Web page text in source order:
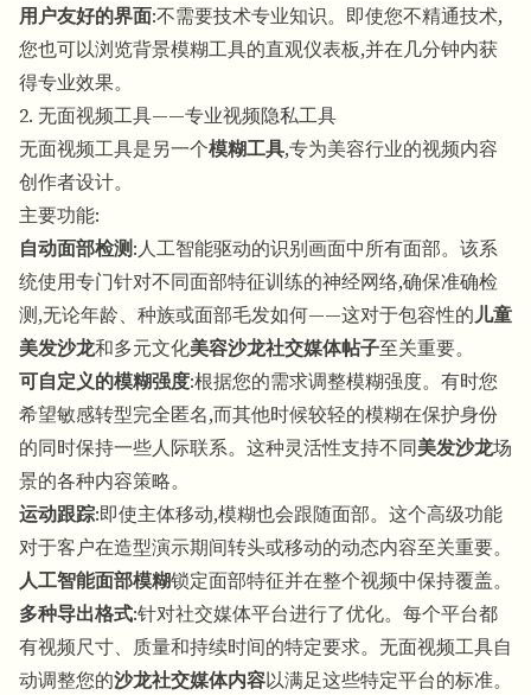
用户友好的界面:不需要技术专业知识。即使您不精通技术,
您也可以浏览背景模糊工具的直观仪表板,并在几分钟内获
得专业效果。
2. 无面视频工具——专业视频隐私工具
无面视频工具是另一个模糊工具,专为美容行业的视频内容
创作者设计。
主要功能:
自动面部检测:人工智能驱动的识别画面中所有面部。该系
统使用专门针对不同面部特征训练的神经网络,确保准确检
测,无论年龄、种族或面部毛发如何——这对于包容性的儿童
美发沙龙和多元文化美容沙龙社交媒体帖子至关重要。
可自定义的模糊强度:根据您的需求调整模糊强度。有时您
希望敏感转型完全匿名,而其他时候较轻的模糊在保护身份
的同时保持一些人际联系。这种灵活性支持不同美发沙龙场
景的各种内容策略。
运动跟踪:即使主体移动,模糊也会跟随面部。这个高级功能
对于客户在造型演示期间转头或移动的动态内容至关重要。
人工智能面部模糊锁定面部特征并在整个视频中保持覆盖。
多种导出格式:针对社交媒体平台进行了优化。每个平台都
有视频尺寸、质量和持续时间的特定要求。无面视频工具自
动调整您的沙龙社交媒体内容以满足这些特定平台的标准。